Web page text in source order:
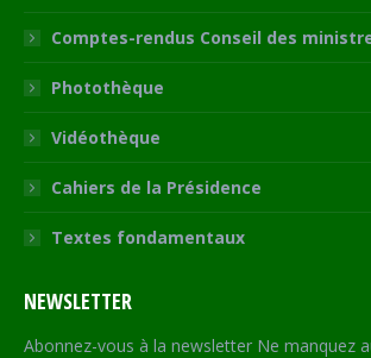
Comptes-rendus Conseil des
Photothèque
Vidéothèque
Cahiers de la Présidence
Textes fondamentaux
NEWSLETTER
Abonnez-vous à la newsletter Ne manquez